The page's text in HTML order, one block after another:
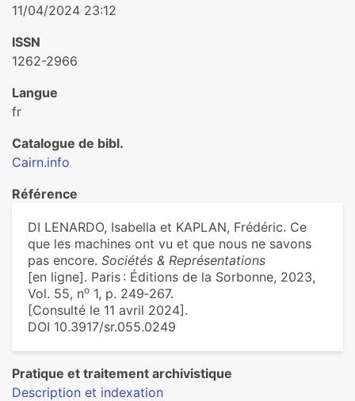
11/04/2024 23:12
ISSN
1262-2966
Langue
fr
Catalogue de bibl.
Cairn.info
Référence
DI LENARDO, Isabella et KAPLAN, Frédéric. Ce
que les machines ont vu et que nous ne savons
pas encore. Sociétés & Représentations
[en ligne]. Paris : Éditions de la Sorbonne, 2023,
Vol. 55, no 1, p. 249‑267.
[Consulté le 11 avril 2024].
DOI 10.3917/sr.055.0249
Pratique et traitement archivistique
Description et indexation